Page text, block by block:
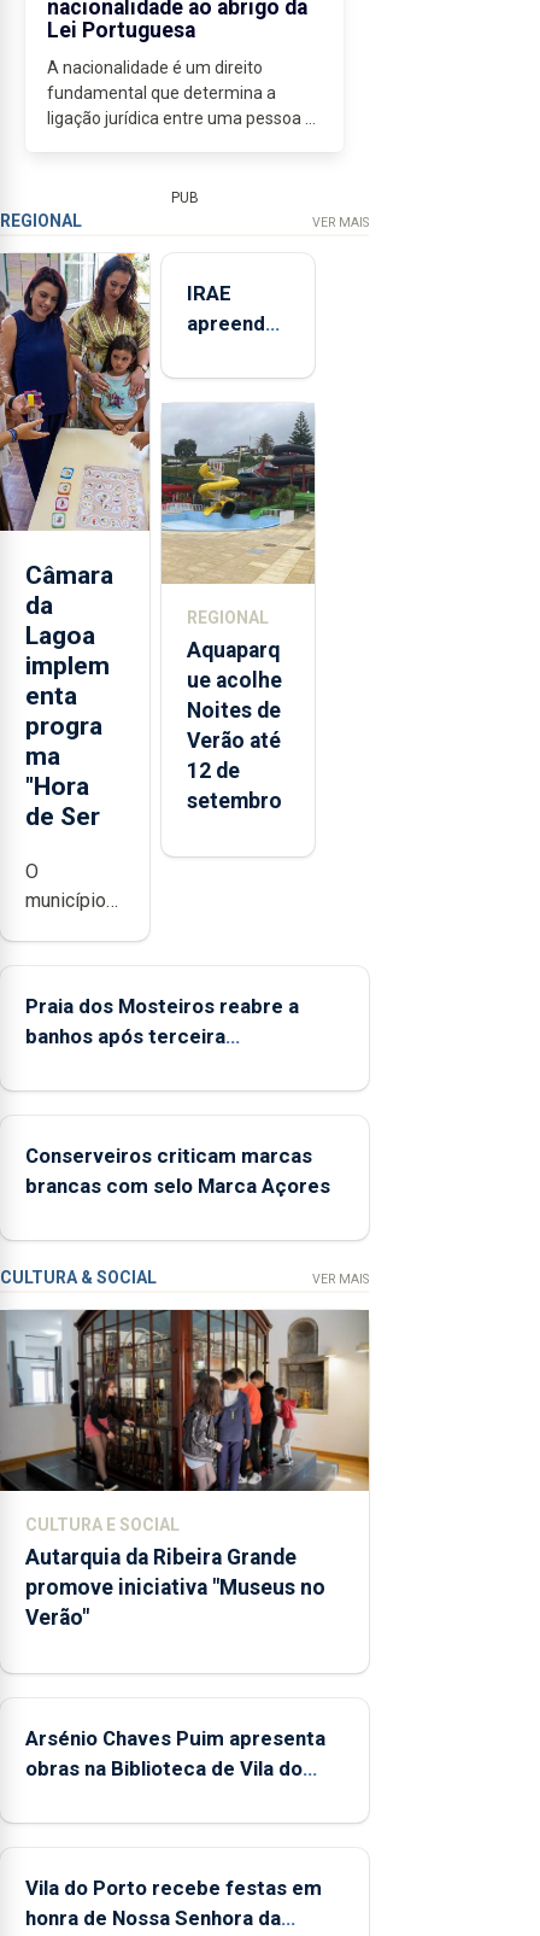
nacionalidade ao abrigo da
Lei Portuguesa
A nacionalidade é um direito
fundamental que determina a
ligação jurídica entre uma pessoa e
Portugal, o processo de obtenção
da nacionalidade...
PUB
REGIONAL VER MAIS
Câmara
da
Lagoa
implem
enta
progra
ma
"Hora
de Ser
O
município
o programa
“Hora de
violência
doméstica,
promoção
de
competências
pessoais,
emocionais
e sociais
junto das
crianças
IRAE
apreendeu
toneladas
de
alimentos
entre
2021 e
2025 nos
Açores
REGIONAL
Aquaparq
ue acolhe
Noites de
Verão até
12 de
setembro
Praia dos Mosteiros reabre a
banhos após terceira
Conserveiros criticam marcas
brancas com selo Marca Açores
CULTURA & SOCIAL VER MAIS
CULTURA E SOCIAL
Autarquia da Ribeira Grande
promove iniciativa "Museus no
Verão"
Arsénio Chaves Puim apresenta
obras na Biblioteca de Vila do
Vila do Porto recebe festas em
honra de Nossa Senhora da